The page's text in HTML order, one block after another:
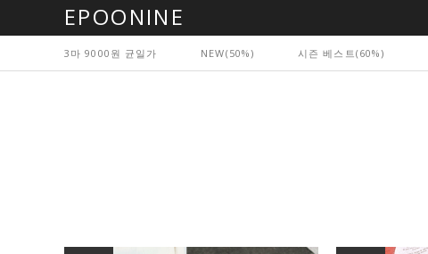
EPOONINE
3마 9000원 균일가 NEW(50%) 시즌 베스트(60%)